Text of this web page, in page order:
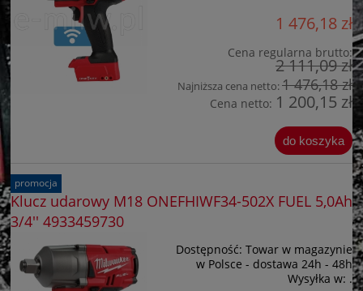
1 476,18 zł
Cena regularna brutto:
2 111,09 zł
Najniższa cena netto:1 476,18 zł
Cena netto: 1 200,15 zł
do koszyka
Klucz udarowy M18 ONEFHIWF34-502X FUEL 5,0Ah
3/4'' 4933459730
Dostępność: Towar w magazynie
w Polsce - dostawa 24h - 48h
Wysyłka w: .
promocja